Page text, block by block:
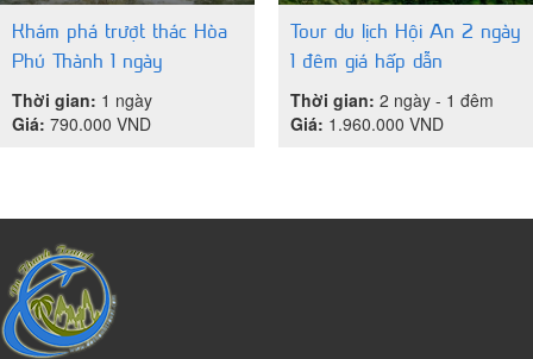
Khám phá trượt thác Hòa
Phú Thành 1 ngày
Thời gian: 1 ngày
Giá: 790.000 VND
Tour du lịch Hội An 2 ngày
1 đêm giá hấp dẫn
Thời gian: 2 ngày - 1 đêm
Giá: 1.960.000 VND